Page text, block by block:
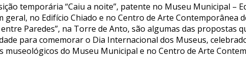
temporária “Caiu a noite”, patente no Museu Municipal –
geral, no Edifício Chiado e no Centro de Arte Contemporânea
Paredes”, na Torre de Anto, são algumas das propostas
para comemorar o Dia Internacional dos Museus,
museológicos do Museu Municipal e no Centro de Arte